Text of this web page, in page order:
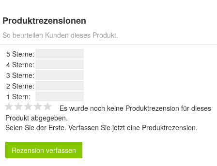
Produktrezensionen
So beurteilen Kunden dieses Produkt.
5 Sterne:
4 Sterne:
3 Sterne:
2 Sterne:
1 Stern:
Es wurde noch keine Produktrezension für dieses
Produkt abgegeben.
Seien Sie der Erste. Verfassen Sie jetzt eine Produktrezension.
Rezension verfassen